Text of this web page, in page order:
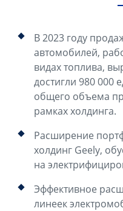
ATLAS
от 3 189 990 ₽*
MONJARO
Получить персональное
Записаться на тест-драйв
Трейд-ин
Аксессуары
ФИНАНСЫ И УСЛУГИ
Расчет КАСКО
Техническое
Калькулятор ТО
Ценности сервиса Geely
Руководство по
Советы по эксплуатации
Спецпредложения
Помощь на дорогах
Наша команда
Правовая информация
Контакты
В 2023 году
автомобилей,
видах топлива,
достигли 980 000
общего объема
рамках холдинга.
Расширение
холдинг Geely,
на
Эффективное
линеек